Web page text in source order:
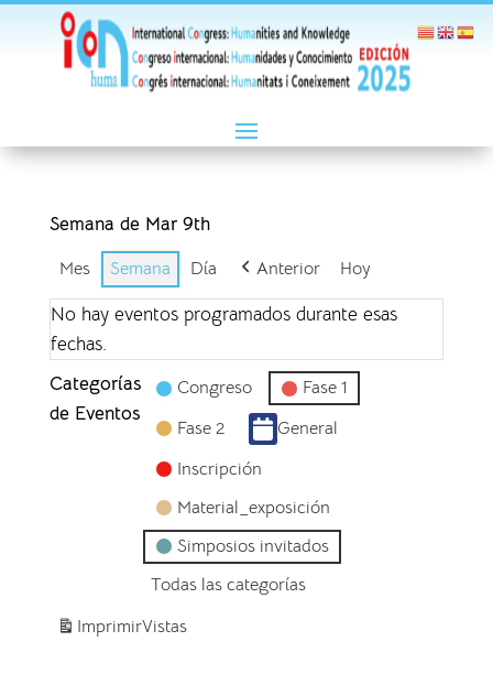
Semana de Mar 9th
Mes Semana Día Anterior Hoy
No hay eventos programados durante esas
fechas.
Categorías
de Eventos
Congreso
Fase 1
Fase 2
General
Inscripción
Material_exposición
Simposios invitados
Todas las categorías
ImprimirVistas